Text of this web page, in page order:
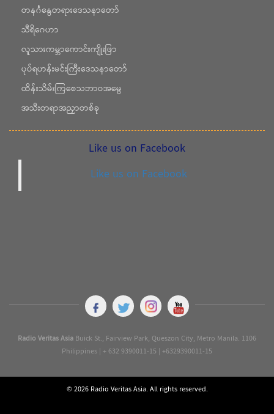
တနင်္ဂနွေတရားဒေသနာတော်
သီရိဂေဟာ
လူသားကမ္ဘာကောင်းကျိုးဖြာ
ပုပ်ရဟန်းမင်းကြီးဒေသနာတော်
ထိန်းသိမ်းကြစေသဘာဝအမွေ
အသီးတရာအညှာတစ်ခု
Like us on Facebook
Like us on Facebook
Radio Veritas AsiaBuick St., Fairview Park, Queszon City, Metro Manila. 1106
Philippines | + 632 9390011-15 | +6329390011-15
© 2026 Radio Veritas Asia. All rights reserved.